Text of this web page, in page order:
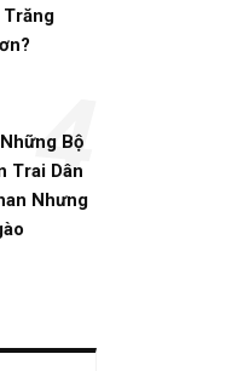
Bộ
Trai Dân
Nhưng
4